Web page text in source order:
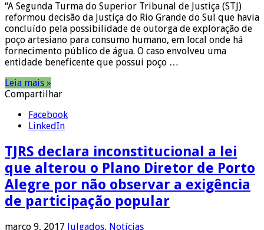
“A Segunda Turma do Superior Tribunal de Justiça (STJ)
reformou decisão da Justiça do Rio Grande do Sul que havia
concluído pela possibilidade de outorga de exploração de
poço artesiano para consumo humano, em local onde há
fornecimento público de água. O caso envolveu uma
entidade beneficente que possui poço …
Leia mais »
Compartilhar
Facebook
LinkedIn
TJRS declara inconstitucional a lei
que alterou o Plano Diretor de Porto
Alegre por não observar a exigência
de participação popular
março 9, 2017 Julgados, Notícias